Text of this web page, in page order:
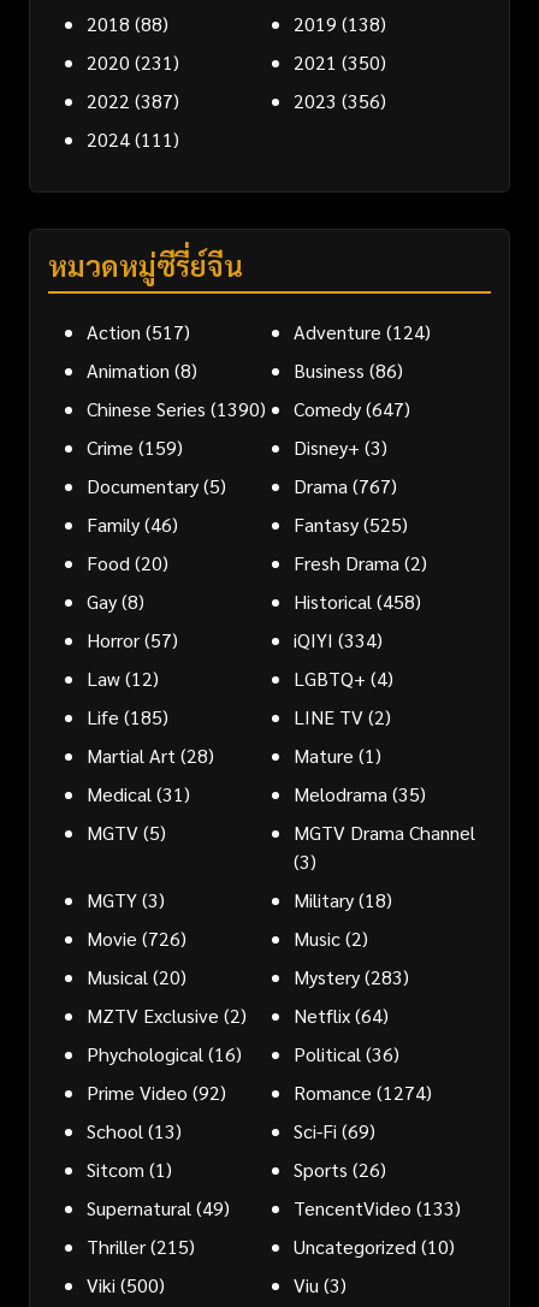
2018 (88) 2019 (138)
2020 (231) 2021 (350)
2022 (387) 2023 (356)
2024(111)
หมวดหมู่ซีรี่ย์จีน
Action (517) Adventure (124)
Animation (8) Business (86)
Chinese Series (1390) Comedy(647)
Crime (159) Disney+ (3)
Documentary(5) Drama (767)
Family(46) Fantasy(525)
Food (20) Fresh Drama (2)
Gay(8) Historical (458)
Horror(57) iQIYI (334)
Law(12) LGBTQ+ (4)
Life (185) LINE TV(2)
Martial Art (28) Mature (1)
Medical (31) Melodrama (35)
MGTV(5)
MGTV Drama Channel
(3)
MGTY(3) Military(18)
Movie (726) Music(2)
Musical (20) Mystery(283)
MZTV Exclusive (2) Netflix(64)
Phychological (16) Political (36)
Prime Video (92) Romance (1274)
School (13) Sci-Fi (69)
Sitcom (1) Sports (26)
Supernatural (49) TencentVideo (133)
Thriller(215) Uncategorized (10)
Viki (500) Viu (3)